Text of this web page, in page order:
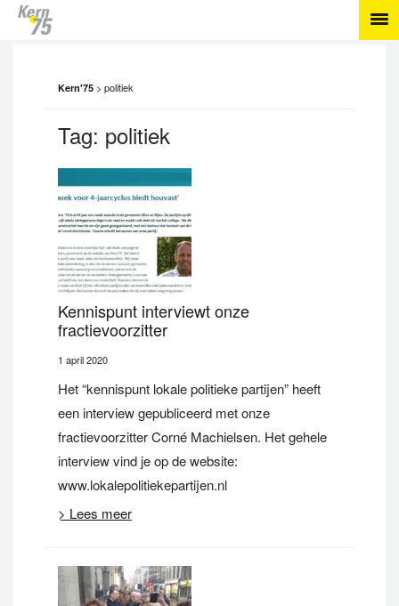
Kern'75 > politiek
Tag: politiek
Kennispunt interviewt onze
fractievoorzitter
1 april 2020
Het “kennispunt lokale politieke partijen” heeft
een interview gepubliceerd met onze
fractievoorzitter Corné Machielsen. Het gehele
interview vind je op de website:
www.lokalepolitiekepartijen.nl
> Lees meer